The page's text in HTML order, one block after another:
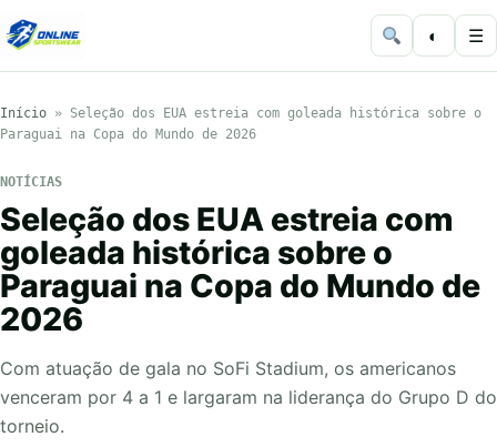
◐ ☰
Início » Seleção dos EUA estreia com goleada histórica sobre o
Paraguai na Copa do Mundo de 2026
NOTÍCIAS
Seleção dos EUA estreia com
goleada histórica sobre o
Paraguai na Copa do Mundo de
2026
Com atuação de gala no SoFi Stadium, os americanos
venceram por 4 a 1 e largaram na liderança do Grupo D do
torneio.